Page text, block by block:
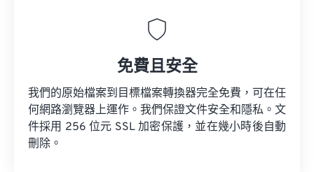
免費且安全
我們的原始檔案到目標檔案轉換器完全免費，可在任
何網路瀏覽器上運作。我們保證文件安全和隱私。文
件採用 256 位元 SSL 加密保護，並在幾小時後自動
刪除。